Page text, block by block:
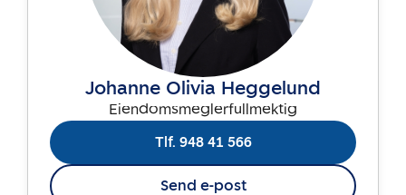
Johanne Olivia Heggelund
Eiendomsmeglerfullmektig
Tlf. 948 41 566
Send e-post